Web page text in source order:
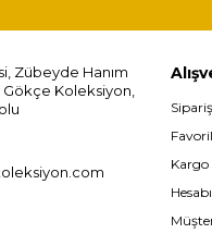
Zübeyde Hanım
Gökçe Koleksiyon,